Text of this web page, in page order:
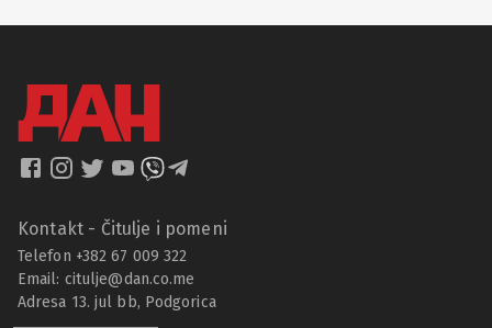
Kontakt - Čitulje i pomeni
Telefon +382 67 009 322
Email: citulje@dan.co.me
Adresa 13. jul bb, Podgorica